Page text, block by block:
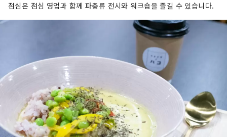
점심은 점심 영업과 함께 파충류 전시와 워크숍을 즐길 수 있습니다.